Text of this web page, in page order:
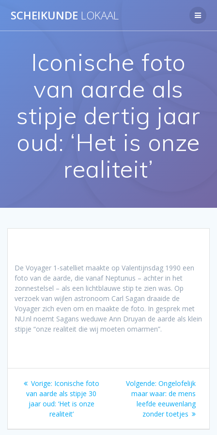
naar
SCHEIKUNDE LOKAAL
Iconische foto
van aarde als
stipje dertig jaar
oud: ‘Het is onze
realiteit’
De Voyager 1-satelliet maakte op Valentijnsdag 1990 een
foto van de aarde, die vanaf Neptunus – achter in het
zonnestelsel – als een lichtblauwe stip te zien was. Op
verzoek van wijlen astronoom Carl Sagan draaide de
Voyager zich even om en maakte de foto. In gesprek met
NU.nl noemt Sagans weduwe Ann Druyan de aarde als klein
stipje “onze realiteit die wij moeten omarmen”.
Bericht
navigatie
Vorige: Vorig
bericht:
Iconische foto
van aarde als stipje 30
jaar oud: ‘Het is onze
realiteit’
Volgende: Volgend
bericht:
Ongelofelijk
maar waar: de mens
leefde eeuwenlang
zonder toetjes